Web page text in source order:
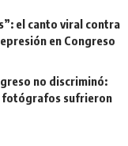
el canto viral contra
en Congreso
no discriminó:
fotógrafos sufrieron